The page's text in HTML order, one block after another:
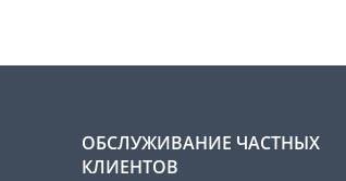
ОБСЛУЖИВАНИЕ ЧАСТНЫХ
КЛИЕНТОВ